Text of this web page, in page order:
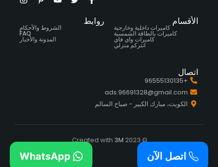
الأقسام
كاميرات داخلية وخارجية
كاميرات بالطاقة الشمسية
كاميرات واي فاي
انتركم منزلي
روابط
الشروط والأحكام
FAQ
المدونة والأخبار
اتصال
+96555130135
ads.96691328@gmail.com
الكويت، مبارك الكبير - صباح السالم
© 2023 Created with
3M
اتصل الآن